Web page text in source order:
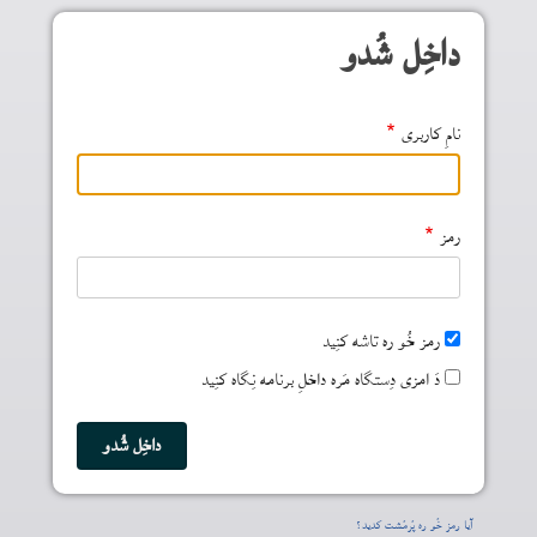
Skip to main content
داخِل شُدو
نامِ کاربری
رمز
رمز خُو ره تاشه کنِید
دَ امزی دِستگاه مَره داخلِ برنامه نِگاه کنِید
آیا رمز خُو ره پُرمُشت کدید؟